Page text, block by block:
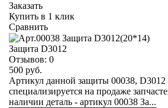
Заказать
Купить в 1 клик
Сравнить
Защита D3012
Отзывов: 0
500 руб.
Артикул данной защиты 00038,
специализируется на продаже
наличии деталь - артикул 00038 За...